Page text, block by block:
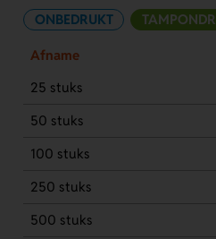
ONBEDRUKT
Afname
25 stuks
50 stuks
100 stuks
250 stuks
500 stuks